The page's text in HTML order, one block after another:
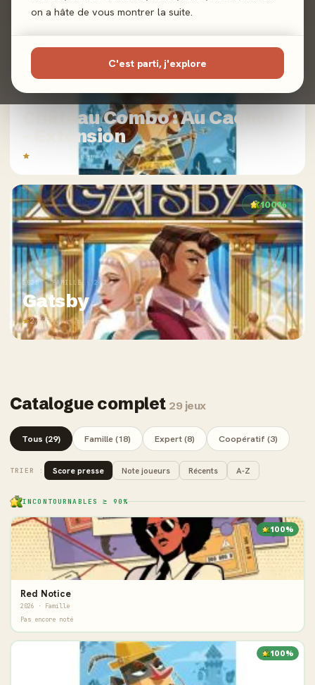
on a hâte de vous montrer la suite.
C'est parti, j'explore
Château Combo : Au Cachot !
- Extension
· 4 avis joueurs
100%
2025 · FAMILLE · 2 J
Gatsby
2,7/5· 9 avis joueurs
Catalogue complet 29 jeux
Tous (29) Famille (18) Expert (8) Coopératif (3)
TRIER : Score presse Note joueurs Récents A-Z
INCONTOURNABLES ≥ 90%
100%
Red Notice
2026 · Famille
Pas encore noté
100%